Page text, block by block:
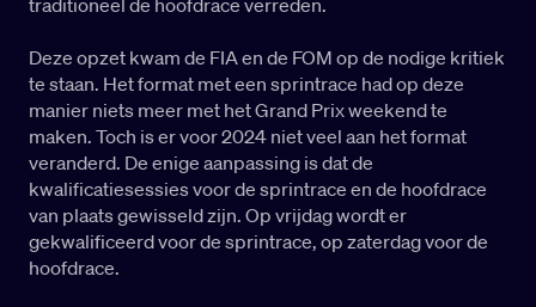
traditioneel de hoofdrace verreden.
Deze opzet kwam de FIA en de FOM op de nodige kritiek
te staan. Het format met een sprintrace had op deze
manier niets meer met het Grand Prix weekend te
maken. Toch is er voor 2024 niet veel aan het format
veranderd. De enige aanpassing is dat de
kwalificatiesessies voor de sprintrace en de hoofdrace
van plaats gewisseld zijn. Op vrijdag wordt er
gekwalificeerd voor de sprintrace, op zaterdag voor de
hoofdrace.